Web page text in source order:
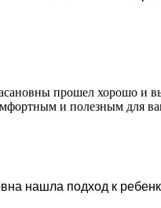
прошел хорошо и
и полезным для
нашла подход к